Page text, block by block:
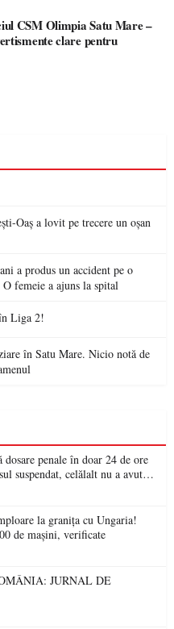
CSM Olimpia Satu Mare –
clare pentru
Oaș a lovit pe trecere un oșan
a produs un accident pe o
femeie a ajuns la spital
Liga 2!
în Satu Mare. Nicio notă de
penale în doar 24 de ore
suspendat, celălalt nu a avut
la granița cu Ungaria!
de mașini, verificate
JURNAL DE